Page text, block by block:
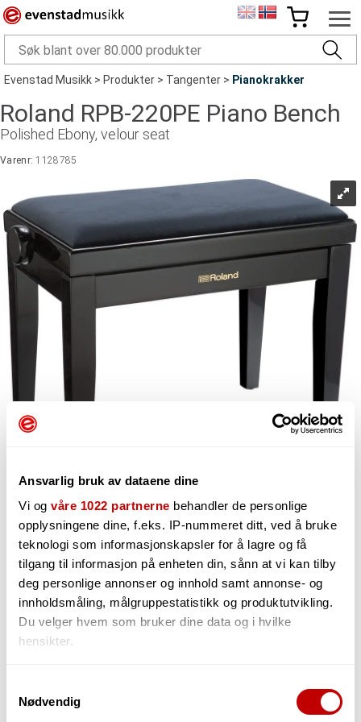
Ansvarlig bruk av dataene dine
Vi og våre 1022 partnerne behandler de personlige
opplysningene dine, f.eks. IP-nummeret ditt, ved å bruke
teknologi som informasjonskapsler for å lagre og få
tilgang til informasjon på enheten din, sånn at vi kan tilby
deg personlige annonser og innhold samt annonse- og
innholdsmåling, målgruppestatistikk og produktutvikling.
Du velger hvem som bruker dine data og i hvilke
hensikter.
Innhente informasjon om den geografiske
Nødvendig
Evenstad Musikk>Produkter>Tangenter> Pianokrakker
Roland RPB-220PE Piano Bench
Polished Ebony, velour seat
Varenr:1128785
1 424,-
- +